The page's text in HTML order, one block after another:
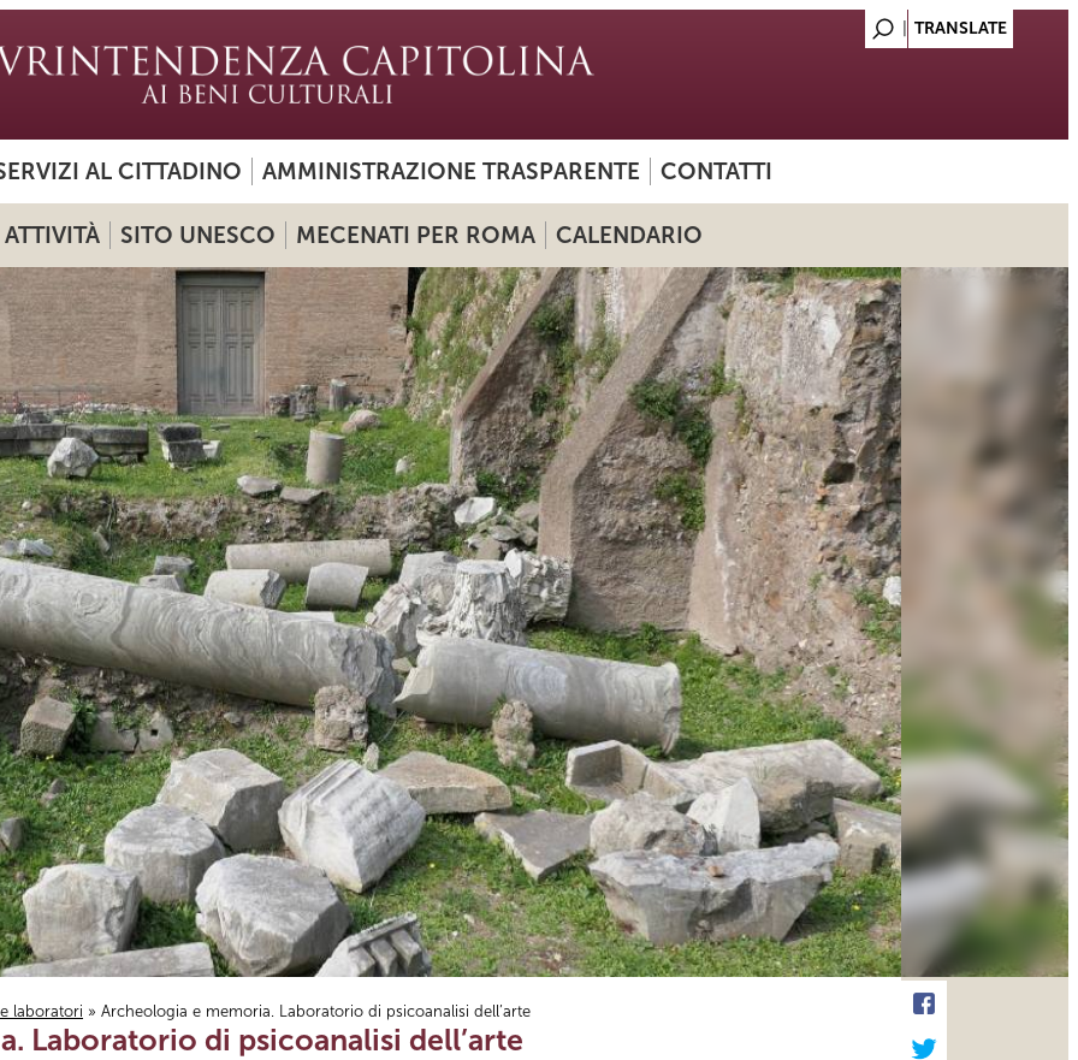
AL CITTADINO AMMINISTRAZIONE TRASPARENTE CONTATTI
ATTIVITÀ SITO UNESCO MECENATI PER ROMA CALENDARIO
laboratori » Archeologia e memoria. Laboratorio di psicoanalisi dell’arte
Laboratorio di psicoanalisi dell’arte